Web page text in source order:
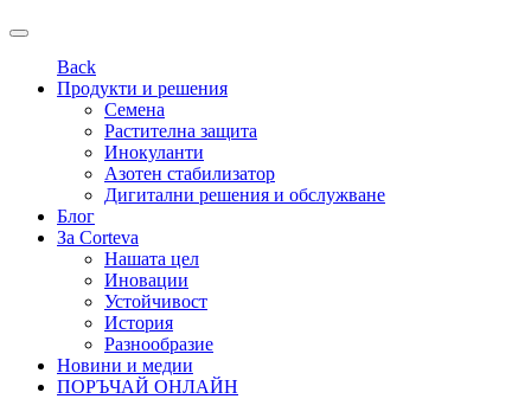
Back
Продукти и решения
Семена
Растителна защита
Инокуланти
Азотен стабилизатор
Дигитални решения и обслужване
Блог
За Corteva
Нашата цел
Иновации
Устойчивост
История
Разнообразие
Новини и медии
ПОРЪЧАЙ ОНЛАЙН